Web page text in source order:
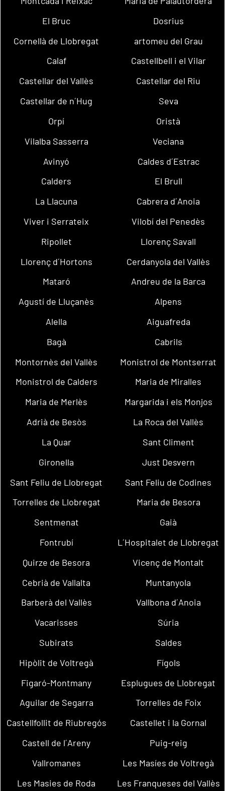
El Bruc
Dosrius
Cornellà de Llobregat
artomeu del Grau
Calaf
Castellbell i el Vilar
Castellar del Vallès
Castellar del Riu
Castellar de n´Hug
Seva
Orpí
Oristà
Vilalba Sasserra
Veciana
Avinyó
Caldes d´Estrac
Calders
El Brull
La Llacuna
Cabrera d´Anoia
Viver i Serrateix
Vilobí del Penedès
Ripollet
Llorenç Savall
Llorenç d´Hortons
Cerdanyola del Vallès
Mataró
Andreu de la Barca
Agustí de Lluçanès
Alpens
Alella
Aiguafreda
Bagà
Cabrils
Montornès del Vallès
Monistrol de Montserrat
Monistrol de Calders
Maria de Miralles
Maria de Merlès
Margarida i els Monjos
Adrià de Besòs
La Roca del Vallès
La Quar
Sant Climent
Gironella
Just Desvern
Sant Feliu de Llobregat
Sant Feliu de Codines
Torrelles de Llobregat
Maria de Besora
Sentmenat
Gaià
Fontrubí
L´Hospitalet de Llobregat
Quirze de Besora
Vicenç de Montalt
Cebrià de Vallalta
Muntanyola
Barberà del Vallès
Vallbona d´Anoia
Vacarisses
Súria
Subirats
Saldes
Hipòlit de Voltregà
Fígols
Figaró-Montmany
Esplugues de Llobregat
Aguilar de Segarra
Torrelles de Foix
Castellfollit de Riubregós
Castellet i la Gornal
Castell de l´Areny
Puig-reig
Vallromanes
Les Masíes de Voltregà
Les Masies de Roda
Les Franqueses del Vallès